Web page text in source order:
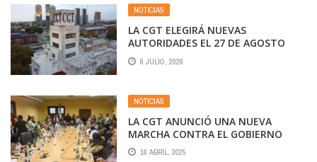
NOTICIAS
LA CGT ELEGIRÁ NUEVAS
AUTORIDADES EL 27 DE AGOSTO
6 JULIO, 2026
NOTICIAS
LA CGT ANUNCIÓ UNA NUEVA
MARCHA CONTRA EL GOBIERNO
PARA EL 30 DE ABRIL
16 ABRIL, 2025